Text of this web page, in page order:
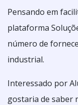
Pensando em
plataforma
número de
industrial.
Interessado por
gostaria de saber